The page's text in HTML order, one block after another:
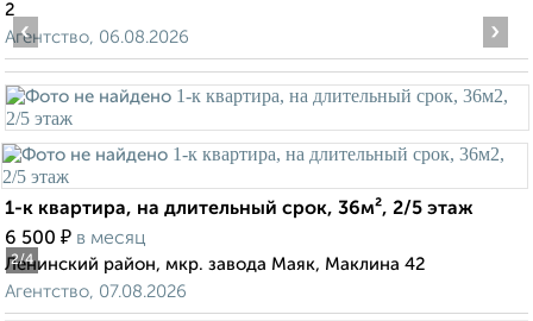
2
Агентство, 06.08.2026
2/4
‹ ›
1-к квартира, на длительный срок, 36м², 2/5 этаж
6 500 ₽ в месяц
Ленинский район, мкр. завода Маяк, Маклина 42
Агентство, 07.08.2026